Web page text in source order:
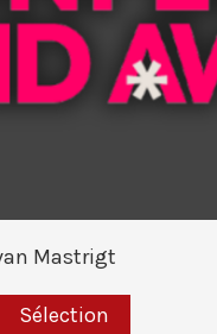
Mastrigt
Sélection